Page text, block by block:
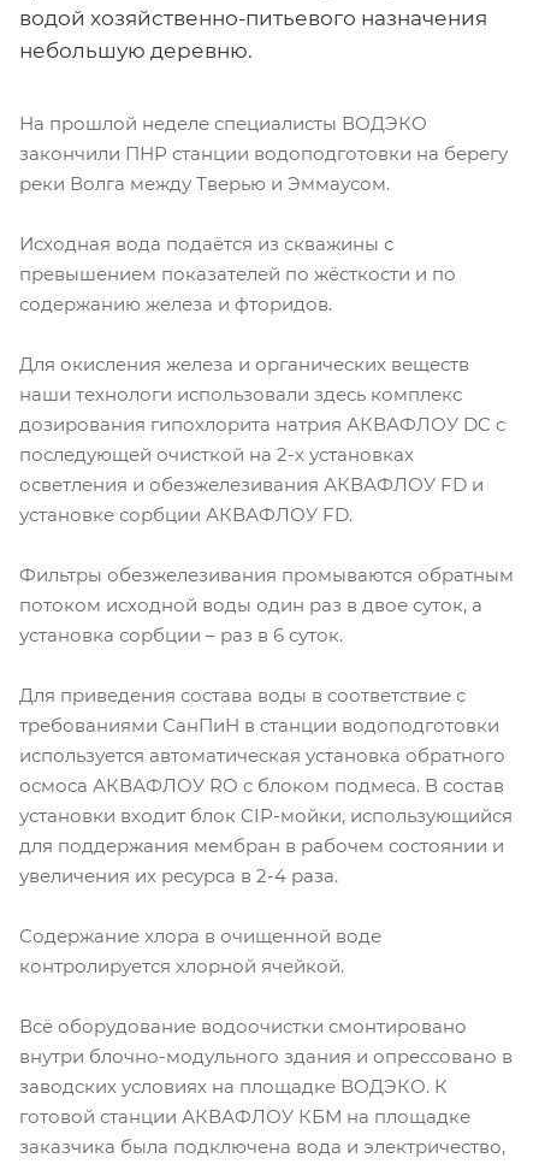
водой хозяйственно-питьевого назначения
небольшую деревню.
На прошлой неделе специалисты ВОДЭКО
закончили ПНР станции водоподготовки на берегу
реки Волга между Тверью и Эммаусом.
Исходная вода подаётся из скважины с
превышением показателей по жёсткости и по
содержанию железа и фторидов.
Для окисления железа и органических веществ
наши технологи использовали здесь комплекс
дозирования гипохлорита натрия АКВАФЛОУ DC с
последующей очисткой на 2-х установках
осветления и обезжелезивания АКВАФЛОУ FD и
установке сорбции АКВАФЛОУ FD.
Фильтры обезжелезивания промываются обратным
потоком исходной воды один раз в двое суток, а
установка сорбции – раз в 6 суток.
Для приведения состава воды в соответствие с
требованиями СанПиН в станции водоподготовки
используется автоматическая установка обратного
осмоса АКВАФЛОУ RO с блоком подмеса. В состав
установки входит блок CIP-мойки, использующийся
для поддержания мембран в рабочем состоянии и
увеличения их ресурса в 2-4 раза.
Содержание хлора в очищенной воде
контролируется хлорной ячейкой.
Всё оборудование водоочистки смонтировано
внутри блочно-модульного здания и опрессовано в
заводских условиях на площадке ВОДЭКО. К
готовой станции АКВАФЛОУ КБМ на площадке
заказчика была подключена вода и электричество,